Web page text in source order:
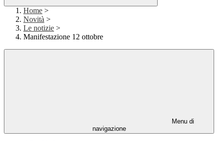
Home >
Novità >
Le notizie >
Manifestazione 12 ottobre
Menu di
navigazione